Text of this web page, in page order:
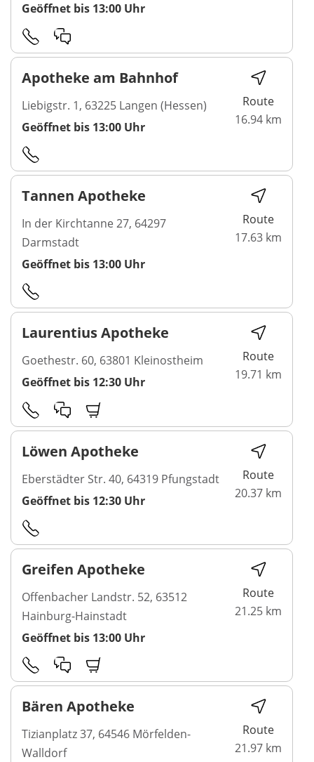
Geöffnet bis 13:00 Uhr
Apotheke am Bahnhof
Liebigstr. 1, 63225 Langen (Hessen)
Geöffnet bis 13:00 Uhr
Route
16.94 km
Tannen Apotheke
In der Kirchtanne 27, 64297
Darmstadt
Geöffnet bis 13:00 Uhr
Route
17.63 km
Laurentius Apotheke
Goethestr. 60, 63801 Kleinostheim
Geöffnet bis 12:30 Uhr
Route
19.71 km
Löwen Apotheke
Eberstädter Str. 40, 64319 Pfungstadt
Geöffnet bis 12:30 Uhr
Route
20.37 km
Greifen Apotheke
Offenbacher Landstr. 52, 63512
Hainburg-Hainstadt
Geöffnet bis 13:00 Uhr
Route
21.25 km
Bären Apotheke
Tizianplatz 37, 64546 Mörfelden-
Walldorf
Route
21.97 km